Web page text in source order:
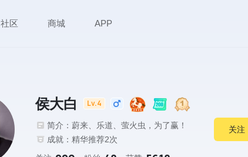
社区 商城 APP
侯大白 Lv.4
简介：蔚来、乐道、萤火虫，为了赢！
成就：精华推荐2次
关注